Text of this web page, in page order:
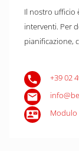
Il nostro ufficio
interventi. Per
pianificazione,
+39 02
Modulo